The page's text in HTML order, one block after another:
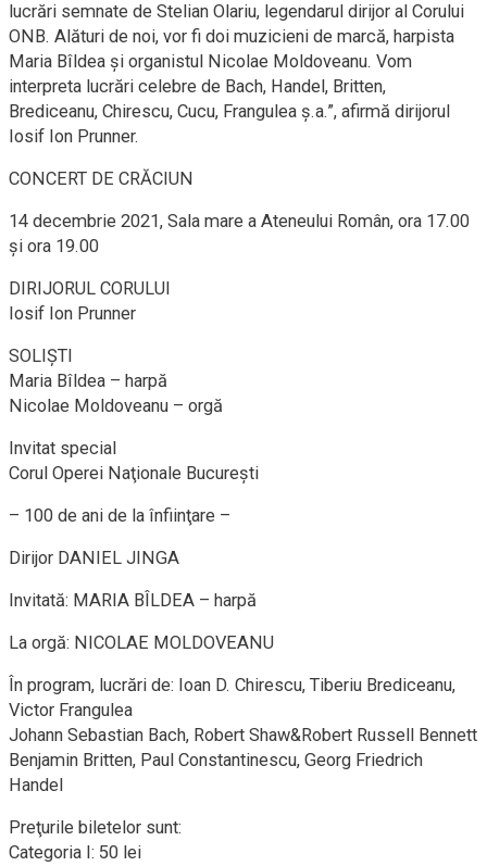
lucrări semnate de Stelian Olariu, legendarul dirijor al Corului
ONB. Alături de noi, vor fi doi muzicieni de marcă, harpista
Maria Bîldea şi organistul Nicolae Moldoveanu. Vom
interpreta lucrări celebre de Bach, Handel, Britten,
Brediceanu, Chirescu, Cucu, Frangulea ş.a.”, afirmă dirijorul
Iosif Ion Prunner.
CONCERT DE CRĂCIUN
14 decembrie 2021, Sala mare a Ateneului Român, ora 17.00
şi ora 19.00
DIRIJORUL CORULUI
Iosif Ion Prunner
SOLIŞTI
Maria Bîldea – harpă
Nicolae Moldoveanu – orgă
Invitat special
Corul Operei Naţionale Bucureşti
– 100 de ani de la înfiinţare –
Dirijor DANIEL JINGA
Invitată: MARIA BÎLDEA – harpă
La orgă: NICOLAE MOLDOVEANU
În program, lucrări de: Ioan D. Chirescu, Tiberiu Brediceanu,
Victor Frangulea
Johann Sebastian Bach, Robert Shaw&Robert Russell Bennett
Benjamin Britten, Paul Constantinescu, Georg Friedrich
Handel
Preţurile biletelor sunt:
Categoria I: 50 lei